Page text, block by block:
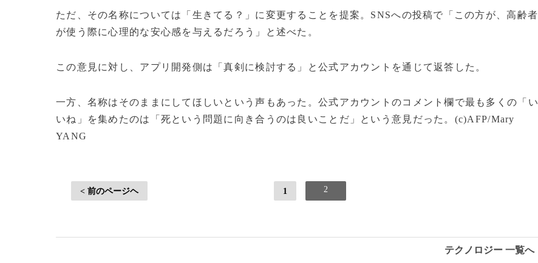
ただ、その名称については「生きてる？」に変更することを提案。SNSへの投稿で「この方が、高齢者
が使う際に心理的な安心感を与えるだろう」と述べた。
この意見に対し、アプリ開発側は「真剣に検討する」と公式アカウントを通じて返答した。
一方、名称はそのままにしてほしいという声もあった。公式アカウントのコメント欄で最も多くの「い
いね」を集めたのは「死という問題に向き合うのは良いことだ」という意見だった。(c)AFP/Mary
YANG
< 前のページヘ 1 2
テクノロジー 一覧へ